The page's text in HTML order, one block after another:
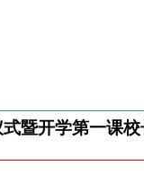
暨开学第一课校